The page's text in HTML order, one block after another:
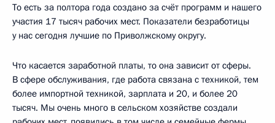
То есть за полтора года создано за счёт программ и нашего
участия 17 тысяч рабочих мест. Показатели безработицы
у нас сегодня лучшие по Приволжскому округу.
Что касается заработной платы, то она зависит от сферы.
В сфере обслуживания, где работа связана с техникой, тем
более импортной техникой, зарплата и 20, и более 20
тысяч. Мы очень много в сельском хозяйстве создали